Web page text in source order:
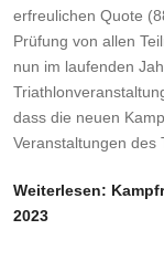
erfreulichen Quote
Prüfung von allen
nun im laufenden
dass die neuen
Veranstaltungen des
Weiterlesen:
2023